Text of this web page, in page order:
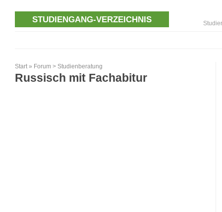
STUDIENGANG-VERZEICHNIS
Start » Forum > Studienberatung
Russisch mit Fachabitur